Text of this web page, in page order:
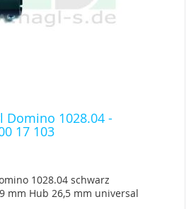
Domino 1028.04 -
17 103
1028.04 schwarz
mm Hub 26,5 mm universal